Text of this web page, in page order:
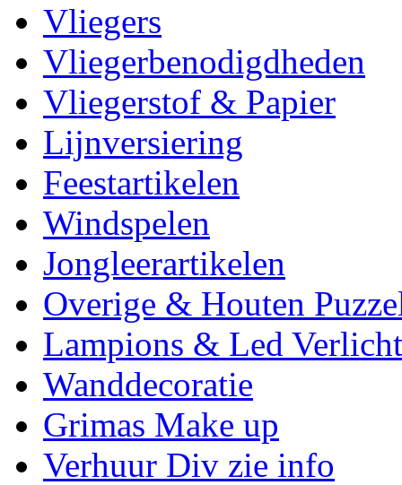
Vliegers
Vliegerbenodigdheden
Vliegerstof & Papier
Lijnversiering
Feestartikelen
Windspelen
Jongleerartikelen
Overige & Houten
Lampions & Led
Wanddecoratie
Grimas Make up
Verhuur Div zie info